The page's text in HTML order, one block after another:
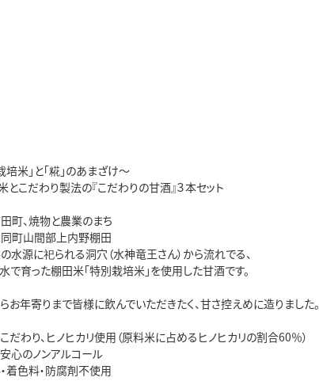
培米」と「糀」のあまざけ～
とこだわり製法の『こだわりの甘酒』３本セット
町、焼物と農業のまち
町山間部上内野棚田
水源に祀られる洞穴（水神竜王さん）から流れでる、
で育った棚田米「特別栽培米」を使用した甘酒です。
お年寄りまで皆様に飲んでいただきたく、甘さ控えめに造りました。
わり、ヒノヒカリ使用（原料米に占めるヒノヒカリの割合60％）
心のノンアルコール
着色料・防腐剤不使用